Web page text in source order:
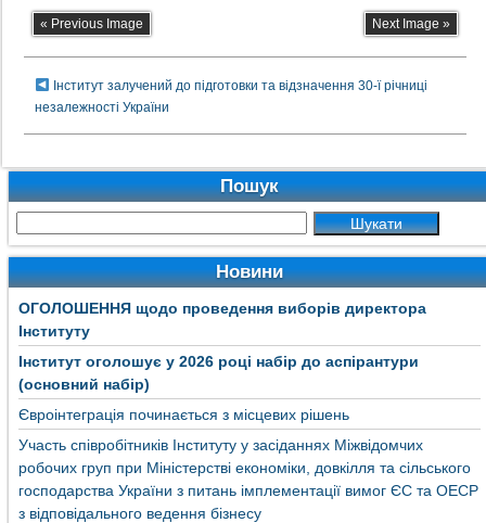
« Previous Image Next Image »
Інститут залучений до підготовки та відзначення 30-ї річниці
незалежності України
Пошук
Новини
ОГОЛОШЕННЯ щодо проведення виборів директора
Інституту
Інститут оголошує у 2026 році набір до аспірантури
(основний набір)
Євроінтеграція починається з місцевих рішень
Участь співробітників Інституту у засіданнях Міжвідомчих
робочих груп при Міністерстві економіки, довкілля та сільського
господарства України з питань імплементації вимог ЄС та ОЕСР
з відповідального ведення бізнесу